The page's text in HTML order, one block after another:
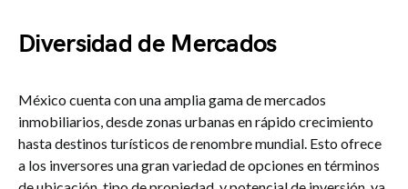
Diversidad de Mercados
México cuenta con una amplia gama de mercados
inmobiliarios, desde zonas urbanas en rápido crecimiento
hasta destinos turísticos de renombre mundial. Esto ofrece
a los inversores una gran variedad de opciones en términos